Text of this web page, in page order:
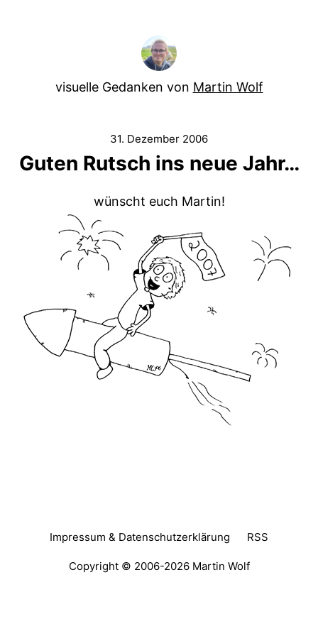
visuelle Gedanken von Martin Wolf
31. Dezember 2006
Guten Rutsch ins neue Jahr…
wünscht euch Martin!
Impressum & Datenschutzerklärung RSS
Copyright © 2006-2026 Martin Wolf